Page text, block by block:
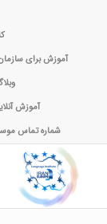
آموزش برای
آموزش
شماره تماس موسسه : 02149109000 دانشجویان بین الملل :